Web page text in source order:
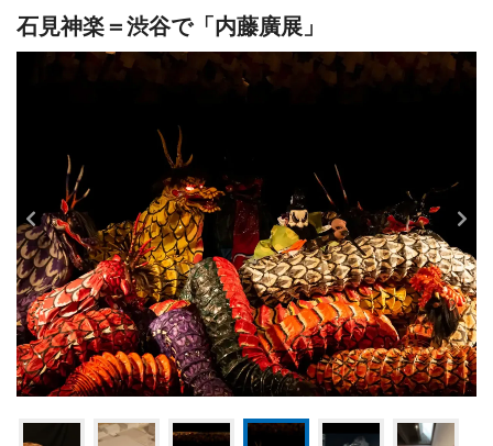
石見神楽＝渋谷で「内藤廣展」